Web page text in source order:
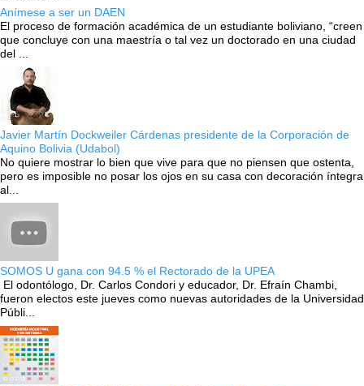
Anímese a ser un DAEN
El proceso de formación académica de un estudiante boliviano, “creen
que concluye con una maestría o tal vez un doctorado en una ciudad
del ...
Javier Martín Dockweiler Cárdenas presidente de la Corporación de
Aquino Bolivia (Udabol)
No quiere mostrar lo bien que vive para que no piensen que ostenta,
pero es imposible no posar los ojos en su casa con decoración íntegra
al...
SOMOS U gana con 94.5 % el Rectorado de la UPEA
El odontólogo, Dr. Carlos Condori y educador, Dr. Efraín Chambi,
fueron electos este jueves como nuevas autoridades de la Universidad
Públi...